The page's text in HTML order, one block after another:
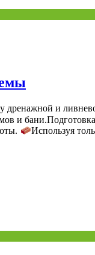
и
и
Используя